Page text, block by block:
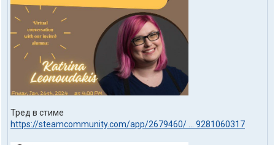
Тред в стиме
https://steamcommunity.com/app/2679460/ ... 9281060317